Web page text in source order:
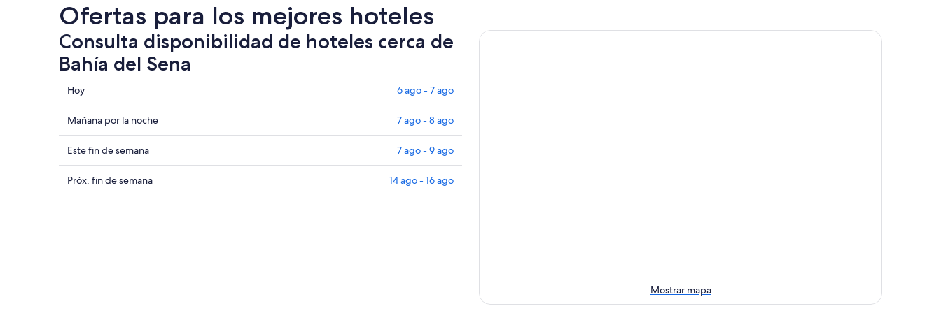
pestaña
Ofertas para los mejores hoteles
Consulta disponibilidad de hoteles cerca de
Bahía del Sena
Consultar
los
precios
cerca
de
Bahía
del
Hoy 6 ago - 7 ago
Consultar
precios
cerca
de
Bahía
Mañana por la noche 7 ago - 8 ago
Consultar
precios
cerca
Este fin de semana 7 ago - 9 ago
Consultar
Próx. fin de semana 14 ago - 16 ago
Mostrar mapa